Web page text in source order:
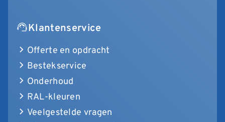
Klantenservice
Offerte en opdracht
Bestekservice
Onderhoud
RAL-kleuren
Veelgestelde vragen